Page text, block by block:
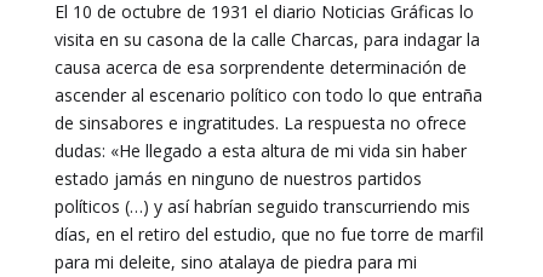
El 10 de octubre de 1931 el diario Noticias Gráficas lo
visita en su casona de la calle Charcas, para indagar la
causa acerca de esa sorprendente determinación de
ascender al escenario político con todo lo que entraña
de sinsabores e ingratitudes. La respuesta no ofrece
dudas: «He llegado a esta altura de mi vida sin haber
estado jamás en ninguno de nuestros partidos
políticos (…) y así habrían seguido transcurriendo mis
días, en el retiro del estudio, que no fue torre de marfil
para mi deleite, sino atalaya de piedra para mi